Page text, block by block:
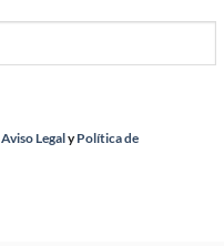
Aviso LegalyPolítica de